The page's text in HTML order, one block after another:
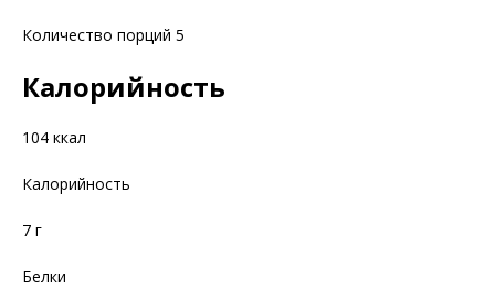
Количество порций 5
Калорийность
104 ккал
Калорийность
7 г
Белки